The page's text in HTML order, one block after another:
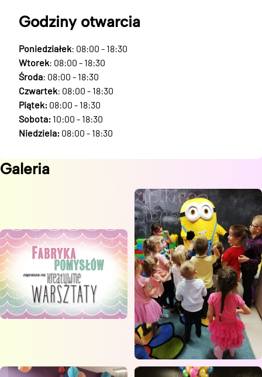
Godziny otwarcia
Poniedziałek: 08:00 - 18:30
Wtorek: 08:00 - 18:30
Środa: 08:00 - 18:30
Czwartek: 08:00 - 18:30
Piątek: 08:00 - 18:30
Sobota: 10:00 - 18:30
Niedziela: 08:00 - 18:30
Galeria